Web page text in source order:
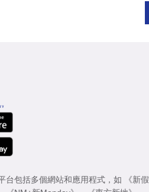
台包括多個網站和應用程式，如
《新假